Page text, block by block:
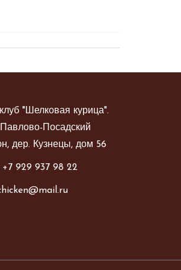
"Шелковая курица".
Посадский
дер. Кузнецы, дом 56
+7 929 937 98 22